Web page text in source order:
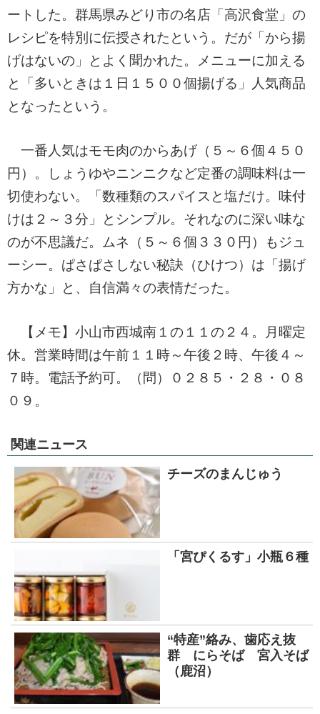
ートした。群馬県みどり市の名店「高沢食堂」の
レシピを特別に伝授されたという。だが「から揚
げはないの」とよく聞かれた。メニューに加える
と「多いときは１日１５００個揚げる」人気商品
となったという。
一番人気はモモ肉のからあげ（５～６個４５０
円）。しょうゆやニンニクなど定番の調味料は一
切使わない。「数種類のスパイスと塩だけ。味付
けは２～３分」とシンプル。それなのに深い味な
のが不思議だ。ムネ（５～６個３３０円）もジュ
ーシー。ぱさぱさしない秘訣（ひけつ）は「揚げ
方かな」と、自信満々の表情だった。
【メモ】小山市西城南１の１１の２４。月曜定
休。営業時間は午前１１時～午後２時、午後４～
７時。電話予約可。（問）０２８５・２８・０８
０９。
関連ニュース
チーズのまんじゅう
「宮ぴくるす」小瓶６種
“特産”絡み、歯応え抜
群 にらそば 宮入そば
（鹿沼）